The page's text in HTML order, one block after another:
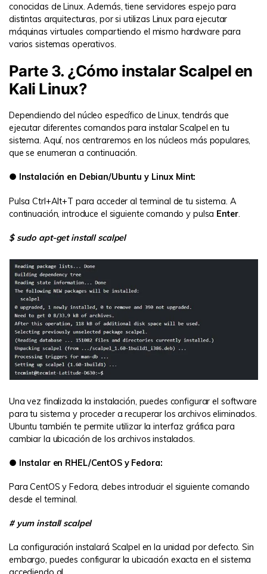
conocidas de Linux. Además, tiene servidores espejo para
distintas arquitecturas, por si utilizas Linux para ejecutar
máquinas virtuales compartiendo el mismo hardware para
varios sistemas operativos.
Parte 3. ¿Cómo instalar Scalpel en
Kali Linux?
Dependiendo del núcleo específico de Linux, tendrás que
ejecutar diferentes comandos para instalar Scalpel en tu
sistema. Aquí, nos centraremos en los núcleos más populares,
que se enumeran a continuación.
● Instalación en Debian/Ubuntu y Linux Mint:
Pulsa Ctrl+Alt+T para acceder al terminal de tu sistema. A
continuación, introduce el siguiente comando y pulsa Enter.
$ sudo apt-get install scalpel
Una vez finalizada la instalación, puedes configurar el software
para tu sistema y proceder a recuperar los archivos eliminados.
Ubuntu también te permite utilizar la interfaz gráfica para
cambiar la ubicación de los archivos instalados.
● Instalar en RHEL/CentOS y Fedora:
Para CentOS y Fedora, debes introducir el siguiente comando
desde el terminal.
# yum install scalpel
La configuración instalará Scalpel en la unidad por defecto. Sin
embargo, puedes configurar la ubicación exacta en el sistema